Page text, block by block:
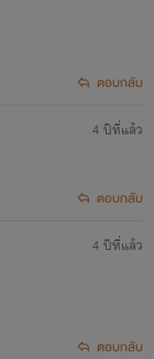
ตอบกลับ
4 ปีที่แล้ว
ตอบกลับ
4 ปีที่แล้ว
ตอบกลับ